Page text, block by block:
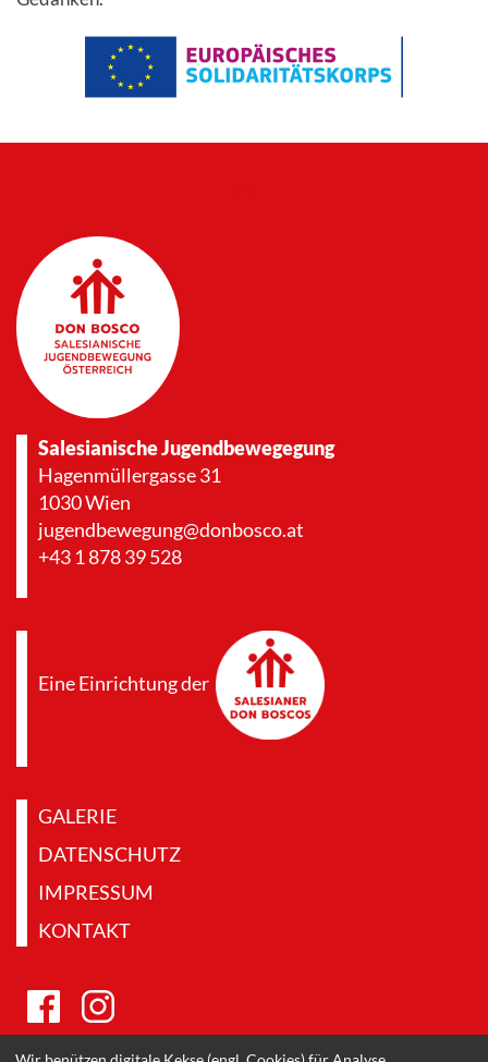
Salesianische Jugendbewegegung
Hagenmüllergasse 31
1030 Wien
jugendbewegung@donbosco.at
+43 1 878 39 528
Eine Einrichtung der
GALERIE
DATENSCHUTZ
IMPRESSUM
KONTAKT